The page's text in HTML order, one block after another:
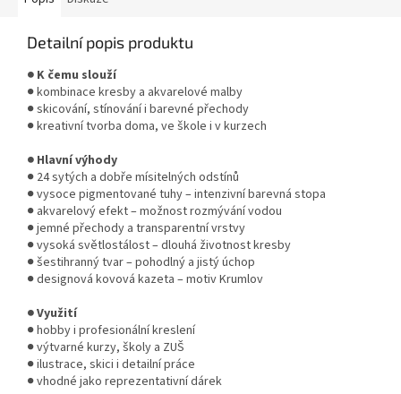
Detailní popis produktu
● K čemu slouží
● kombinace kresby a akvarelové malby
● skicování, stínování i barevné přechody
● kreativní tvorba doma, ve škole i v kurzech
● Hlavní výhody
● 24 sytých a dobře mísitelných odstínů
● vysoce pigmentované tuhy – intenzivní barevná stopa
● akvarelový efekt – možnost rozmývání vodou
● jemné přechody a transparentní vrstvy
● vysoká světlostálost – dlouhá životnost kresby
● šestihranný tvar – pohodlný a jistý úchop
● designová kovová kazeta – motiv Krumlov
● Využití
● hobby i profesionální kreslení
● výtvarné kurzy, školy a ZUŠ
● ilustrace, skici i detailní práce
● vhodné jako reprezentativní dárek